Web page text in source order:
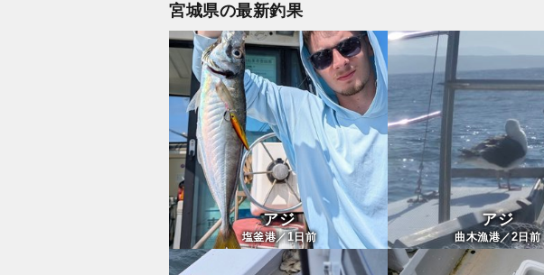
宮城県の最新釣果
アジ
塩釜港／1日前
アジ
曲木漁港／2日前